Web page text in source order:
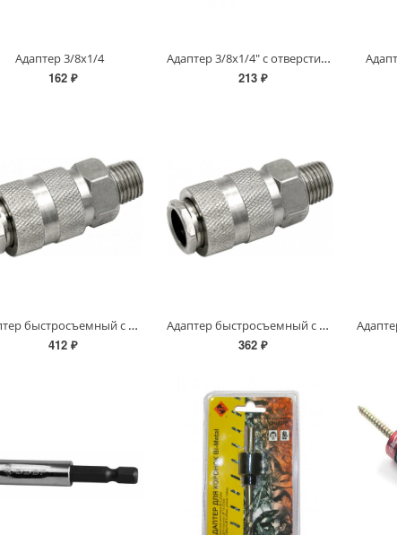
Адаптер 3/8х1/4
162 ₽
Адаптер 3/8х1/4" с отверстием под вороток
213 ₽
Адаптер быстросъемный с запорным клапаном с внешней резьбой 1/2"
412 ₽
Адаптер быстросъемный с запорным клапаном с внешней резьбой 1/4"
362 ₽